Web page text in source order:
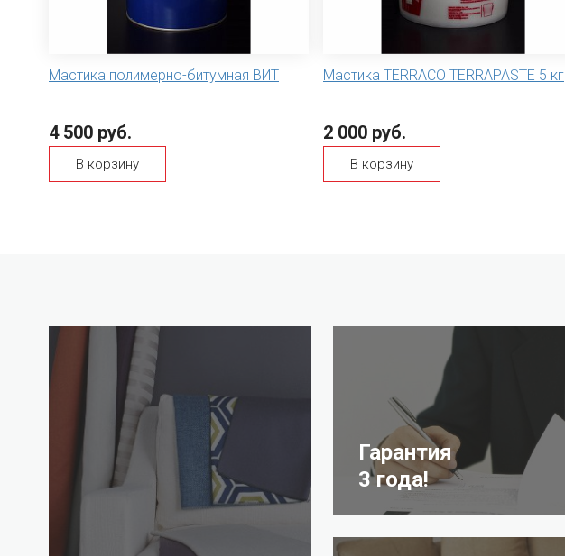
Мастика полимерно-битумная ВИТ
4 500 руб.
В корзину
Мастика TERRACO TERRAPASTE 5 кг
2 000 руб.
В корзину
Гарантия
3 года!